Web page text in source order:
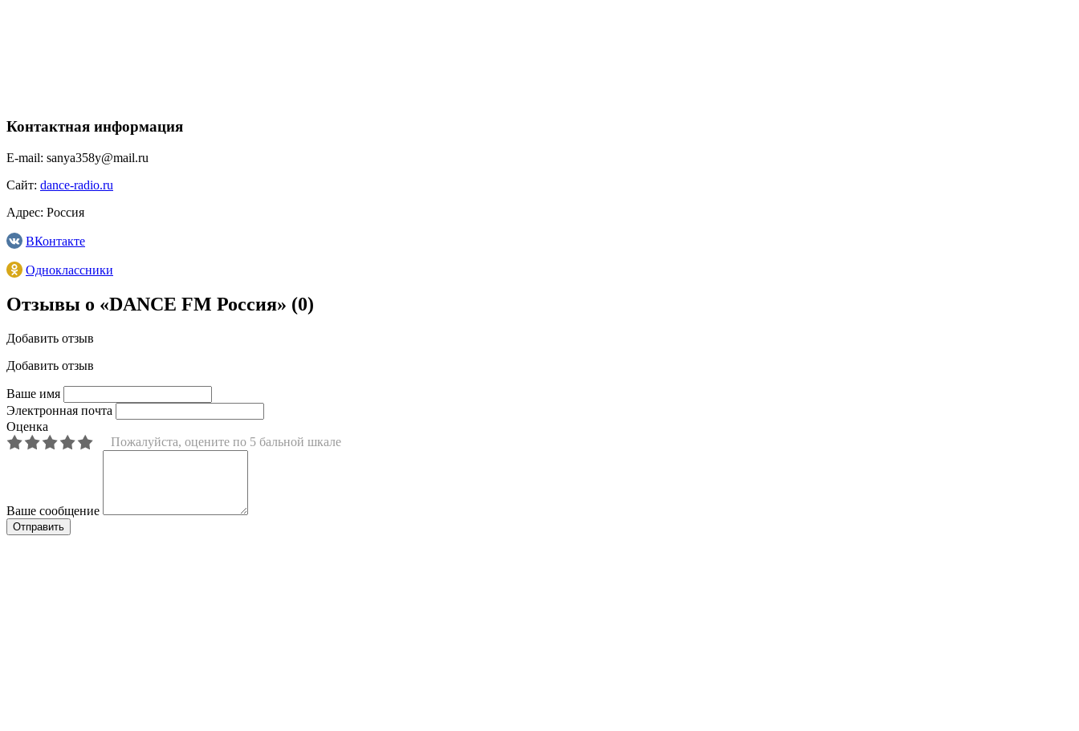
Контактная информация
E-mail: sanya358y@mail.ru
Сайт: dance-radio.ru
Адрес: Россия
ВКонтакте
Одноклассники
Отзывы о «DANCE FM Россия» (0)
Добавить отзыв
Добавить отзыв
Ваше имя
Электронная почта
Оценка
Пожалуйста, оцените по 5 бальной шкале
Ваше сообщение